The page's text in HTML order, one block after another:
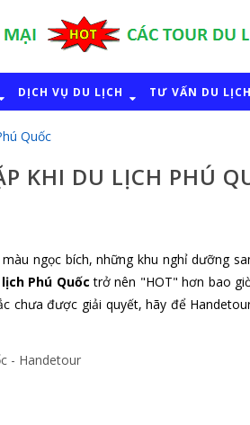
DỊCH VỤ DU LỊCH TƯ VẤN DU LỊCH
Quốc
KHI DU LỊCH PHÚ
ngọc bích, những khu nghỉ dưỡng
Phú Quốc trở nên "HOT" hơn bao
chưa được giải quyết, hãy để